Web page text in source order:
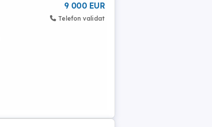
9 000 EUR
Telefon validat